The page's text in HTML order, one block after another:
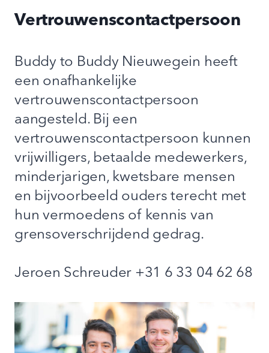
Vertrouwenscontactpersoon
Buddy to Buddy Nieuwegein heeft
een onafhankelijke
vertrouwenscontactpersoon
aangesteld. Bij een
vertrouwenscontactpersoon kunnen
vrijwilligers, betaalde medewerkers,
minderjarigen, kwetsbare mensen
en bijvoorbeeld ouders terecht met
hun vermoedens of kennis van
grensoverschrijdend gedrag.
Jeroen Schreuder +31 6 33 04 62 68